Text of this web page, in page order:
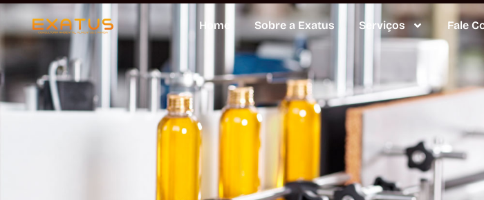
Home Sobre a Exatus Serviços Fale